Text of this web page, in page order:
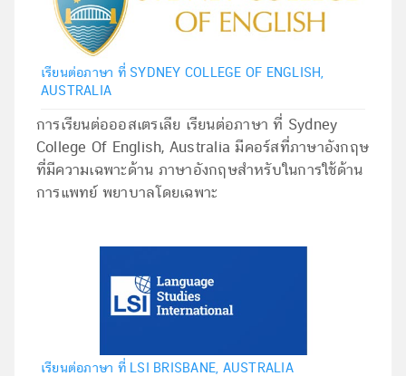
เรียนต่อภาษา ที่ SYDNEY COLLEGE OF ENGLISH,
AUSTRALIA
การเรียนต่อออสเตรเลีย เรียนต่อภาษา ที่ Sydney
College Of English, Australia มีคอร์สที่ภาษาอังกฤษ
ที่มีความเฉพาะด้าน ภาษาอังกฤษสำหรับในการใช้ด้าน
การแพทย์ พยาบาลโดยเฉพาะ
เรียนต่อภาษา ที่ LSI BRISBANE, AUSTRALIA